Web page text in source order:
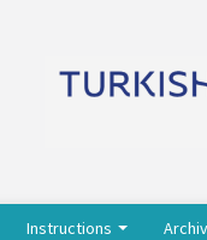
Instructions